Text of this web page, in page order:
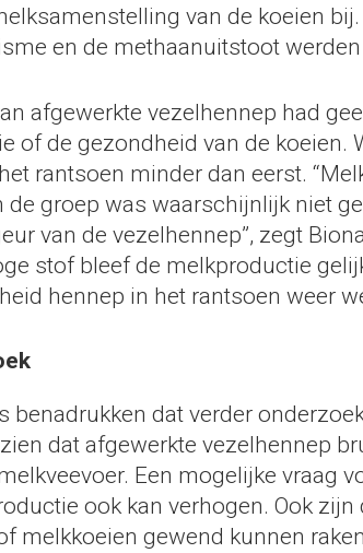
van de koeien bij.
en de methaanuitstoot
afgewerkte vezelhennep had
of de gezondheid van de koeien.
rantsoen minder dan eerst.
de groep was waarschijnlijk niet
van de vezelhennep”, zegt
stof bleef de melkproductie
hennep in het rantsoen weer
benadrukken dat verder
dat afgewerkte vezelhennep
Een mogelijke vraag
ook kan verhogen. Ook zijn
melkkoeien gewend kunnen